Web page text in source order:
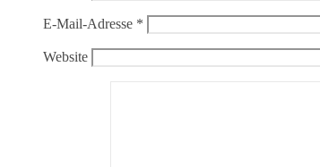
E-Mail-Adresse *
Website